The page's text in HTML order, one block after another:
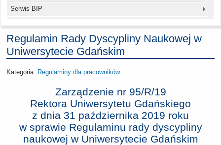
Serwis BIP
Regulamin Rady Dyscypliny Naukowej w
Uniwersytecie Gdańskim
Kategoria: Regulaminy dla pracowników
Zarządzenie nr 95/R/19
Rektora Uniwersytetu Gdańskiego
z dnia 31 października 2019 roku
w sprawie Regulaminu rady dyscypliny
naukowej w Uniwersytecie Gdańskim